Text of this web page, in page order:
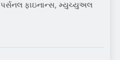
પર્સનલ ફાઇનાન્સ, મ્યુચ્યુઅલ